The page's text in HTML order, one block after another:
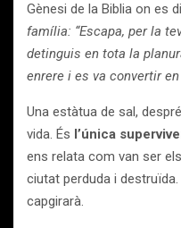
Gènesi de la Biblia on es
família: “Escapa, per la
detinguis en tota la
enrere i es va convertir
Una estàtua de sal,
vida. És l’única
ens relata com van ser
ciutat perduda i
capgirarà.